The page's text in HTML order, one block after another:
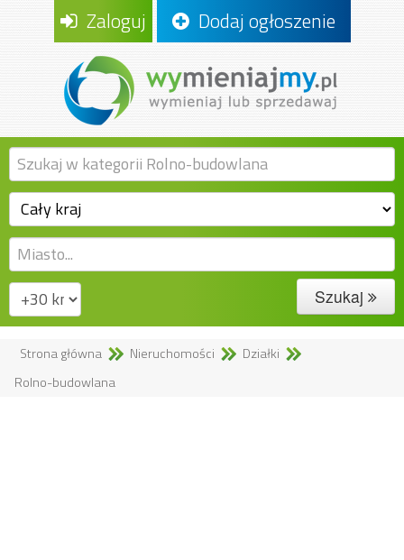
Zaloguj Dodaj ogłoszenie
Szukaj
Strona główna Nieruchomości
Działki
Rolno-budowlana